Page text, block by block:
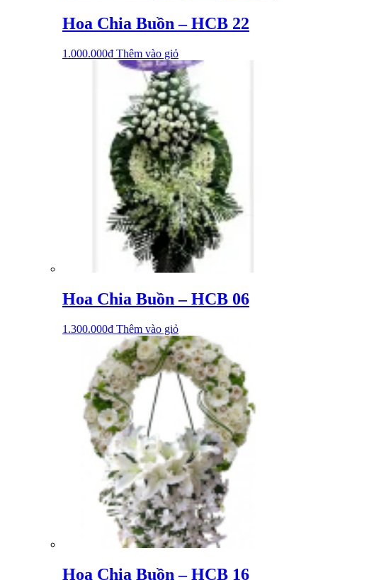
Hoa Chia Buồn – HCB 22
1.000.000₫ Thêm vào giỏ
Hoa Chia Buồn – HCB 06
1.300.000₫ Thêm vào giỏ
Hoa Chia Buồn – HCB 16